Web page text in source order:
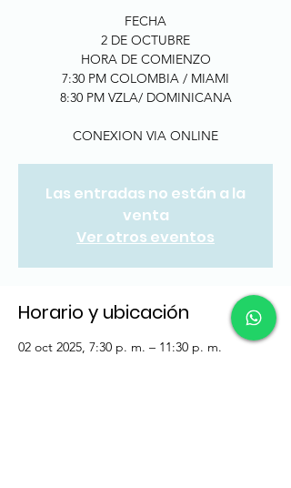
FECHA
2 DE OCTUBRE
HORA DE COMIENZO
7:30 PM COLOMBIA / MIAMI
8:30 PM VZLA/ DOMINICANA
CONEXION VIA ONLINE
Las entradas no están a la
venta
Ver otros eventos
Horario y ubicación
02 oct 2025, 7:30 p. m. – 11:30 p. m.